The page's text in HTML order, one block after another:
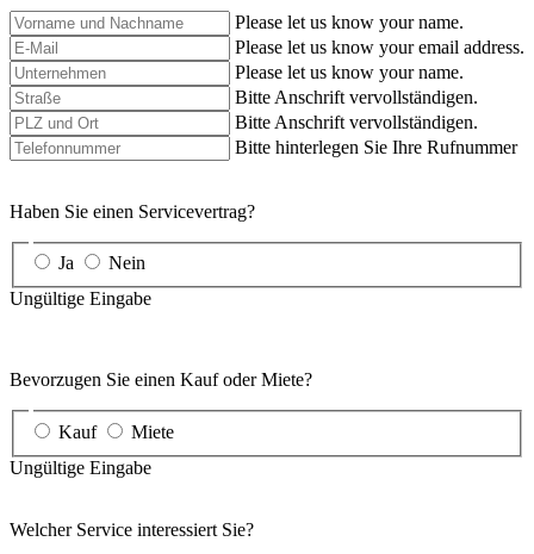
Please let us know your name.
Please let us know your email address.
Please let us know your name.
Bitte Anschrift vervollständigen.
Bitte Anschrift vervollständigen.
Bitte hinterlegen Sie Ihre Rufnummer
Haben Sie einen Servicevertrag?
Ja
Nein
Ungültige Eingabe
Bevorzugen Sie einen Kauf oder Miete?
Kauf
Miete
Ungültige Eingabe
Welcher Service interessiert Sie?